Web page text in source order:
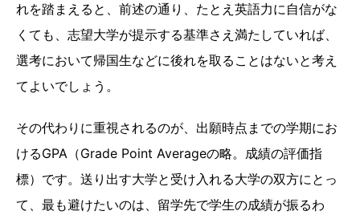
れを踏まえると、前述の通り、たとえ英語力に自信がな
くても、志望大学が提示する基準さえ満たしていれば、
選考において帰国生などに後れを取ることはないと考え
てよいでしょう。
その代わりに重視されるのが、出願時点までの学期にお
けるGPA（Grade Point Averageの略。成績の評価指
標）です。送り出す大学と受け入れる大学の双方にとっ
て、最も避けたいのは、留学先で学生の成績が振るわ